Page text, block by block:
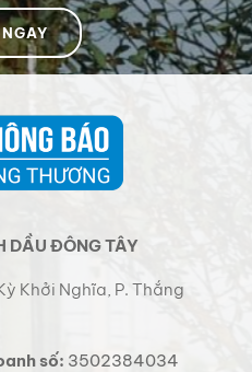
DẦU ĐÔNG TÂY
Khởi Nghĩa, P. Thắng
số: 3502384034